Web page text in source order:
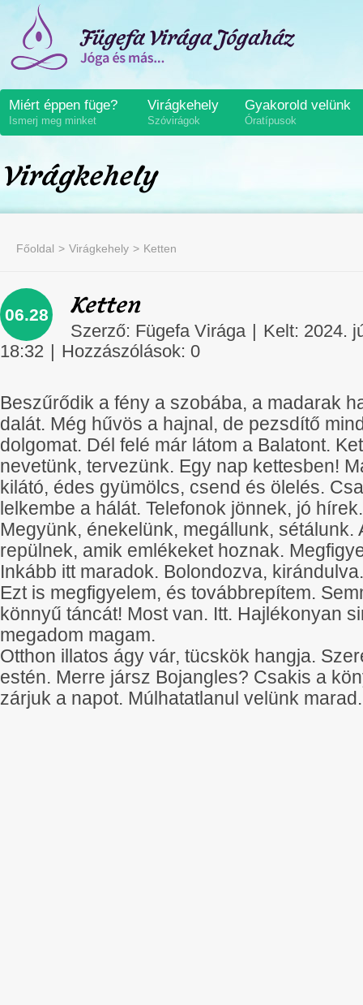
Miért éppen füge?
Ismerj meg minket
Virágkehely
Szóvirágok
Gyakorold velünk
Óratípusok
Virágkehely
Főoldal Virágkehely Ketten
06.28 Ketten
Szerző: Fügefa Virága | Kelt: 2024.
18:32 | Hozzászólások: 0
Beszűrődik a fény a szobába, a madarak
dalát. Még hűvös a hajnal, de pezsdítő
dolgomat. Dél felé már látom a Balatont.
nevetünk, tervezünk. Egy nap kettesben!
kilátó, édes gyümölcs, csend és ölelés.
lelkembe a hálát. Telefonok jönnek, jó
Megyünk, énekelünk, megállunk, sétálunk.
repülnek, amik emlékeket hoznak.
Inkább itt maradok. Bolondozva,
Ezt is megfigyelem, és továbbrepítem.
könnyű táncát! Most van. Itt. Hajlékonyan
megadom magam.
Otthon illatos ágy vár, tücskök hangja.
estén. Merre jársz Bojangles? Csakis a
zárjuk a napot. Múlhatatlanul velünk